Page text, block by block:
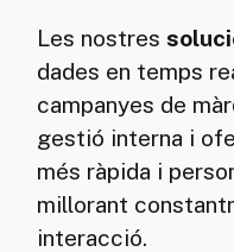
Les nostres
dades en temps
campanyes de
gestió interna i
més ràpida i
millorant
interacció.